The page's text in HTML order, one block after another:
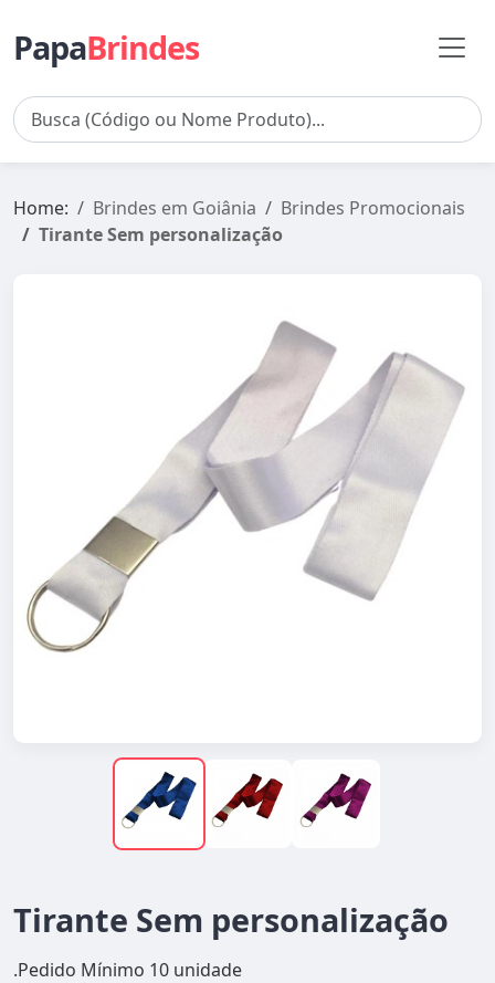
PapaBrindes
Home: Brindes em Goiânia
Brindes Promocionais
Tirante Sem personalização
Tirante Sem personalização
.Pedido Mínimo 10 unidade